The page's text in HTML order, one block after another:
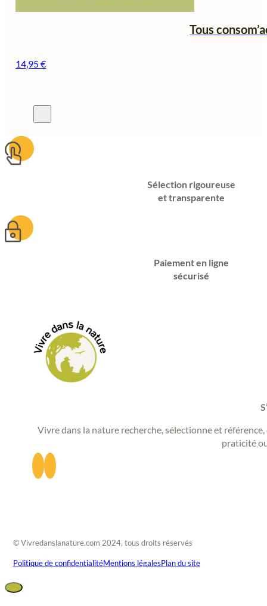
Tous
14,95€
Sélection rigoureuse
et transparente
Paiement en ligne
sécurisé
Vivre dans la nature recherche, sélectionne et
praticité
© Vivredanslanature.com 2024, tous droits réservés
Politique de confidentialitéMentions légalesPlan du site